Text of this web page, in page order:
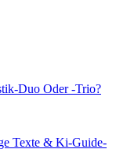
Duo Oder -Trio?
Texte & Ki-Guide-